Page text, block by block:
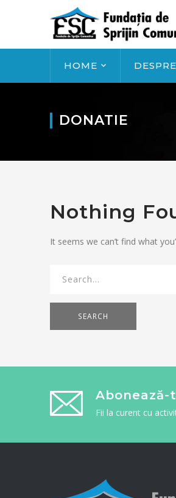
HOME
DONATIE
Nothing
It seems we can’t find what
SEARCH
Fii la curent cu